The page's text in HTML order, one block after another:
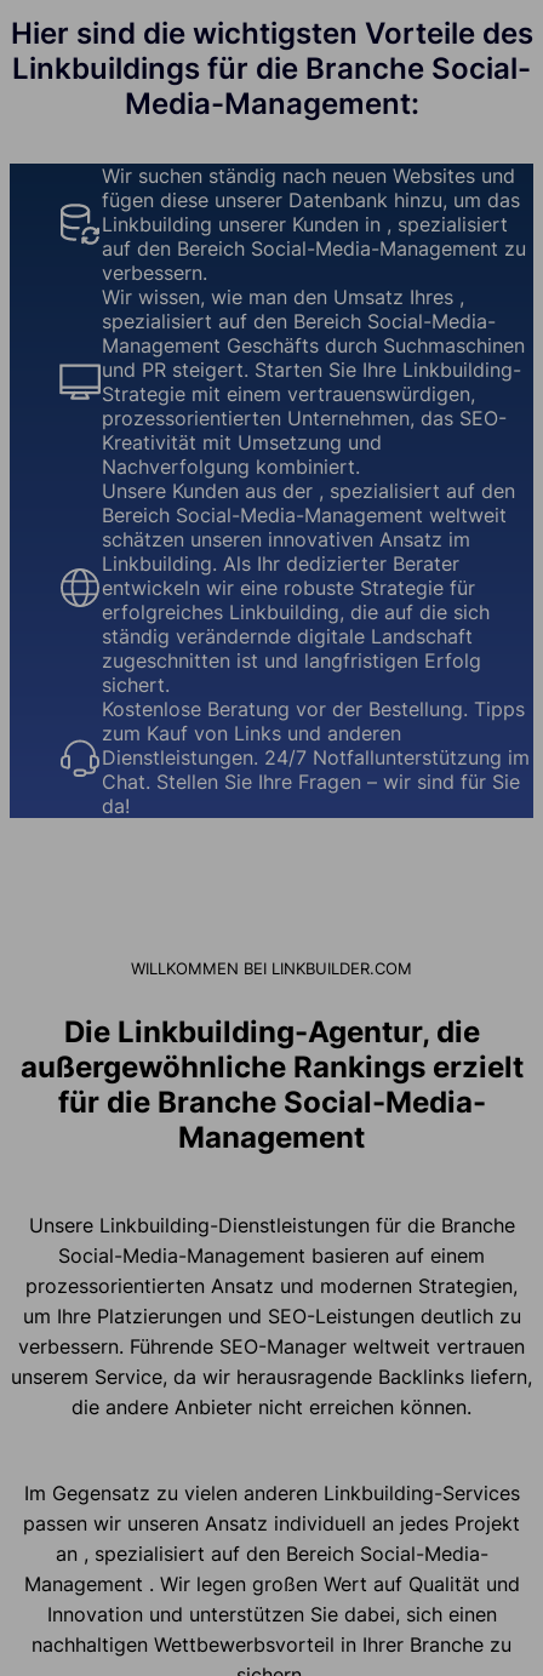
Hier sind die wichtigsten Vorteile des
Linkbuildings für die Branche Social-
Media-Management:
Wir suchen ständig nach neuen Websites und
fügen diese unserer Datenbank hinzu, um das
Linkbuilding unserer Kunden in , spezialisiert
auf den Bereich Social-Media-Management zu
verbessern.
Wir wissen, wie man den Umsatz Ihres ,
spezialisiert auf den Bereich Social-Media-
Management Geschäfts durch Suchmaschinen
und PR steigert. Starten Sie Ihre Linkbuilding-
Strategie mit einem vertrauenswürdigen,
prozessorientierten Unternehmen, das SEO-
Kreativität mit Umsetzung und
Nachverfolgung kombiniert.
Unsere Kunden aus der , spezialisiert auf den
Bereich Social-Media-Management weltweit
schätzen unseren innovativen Ansatz im
Linkbuilding. Als Ihr dedizierter Berater
entwickeln wir eine robuste Strategie für
erfolgreiches Linkbuilding, die auf die sich
ständig verändernde digitale Landschaft
zugeschnitten ist und langfristigen Erfolg
sichert.
Kostenlose Beratung vor der Bestellung. Tipps
zum Kauf von Links und anderen
Dienstleistungen. 24/7 Notfallunterstützung im
Chat. Stellen Sie Ihre Fragen – wir sind für Sie
da!
WILLKOMMEN BEI LINKBUILDER.COM
Die Linkbuilding-Agentur, die
außergewöhnliche Rankings erzielt
für die Branche Social-Media-
Management
Unsere Linkbuilding-Dienstleistungen für die Branche
Social-Media-Management basieren auf einem
prozessorientierten Ansatz und modernen Strategien,
um Ihre Platzierungen und SEO-Leistungen deutlich zu
verbessern. Führende SEO-Manager weltweit vertrauen
unserem Service, da wir herausragende Backlinks liefern,
die andere Anbieter nicht erreichen können.
Im Gegensatz zu vielen anderen Linkbuilding-Services
passen wir unseren Ansatz individuell an jedes Projekt
an , spezialisiert auf den Bereich Social-Media-
Management . Wir legen großen Wert auf Qualität und
Innovation und unterstützen Sie dabei, sich einen
nachhaltigen Wettbewerbsvorteil in Ihrer Branche zu